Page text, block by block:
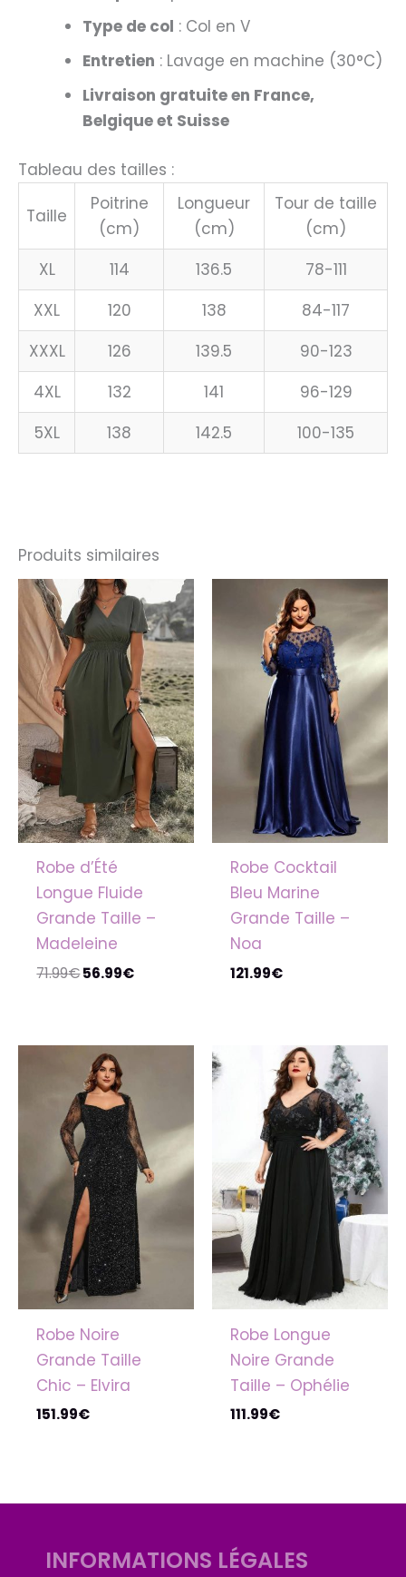
Type de col : Col en V
Entretien : Lavage en machine (30°C)
Livraison gratuite en France,
Belgique et Suisse
Tableau des tailles :
Taille
Poitrine
(cm)
Longueur
(cm)
Tour de taille
(cm)
XL
114 136.5
78-111
XXL
120 138
84-117
XXXL
126 139.5
90-123
4XL
132 141
96-129
5XL
138 142.5 100-135
Produits similaires
Robe d’Été
Longue Fluide
Grande Taille –
Madeleine
71.99€
Le
prix
initial
était :
71.99€.
56.99€
prix
actuel
est :
56.99€.
Robe Cocktail
Bleu Marine
Grande Taille –
Noa
121.99€
Robe Noire
Grande Taille
Chic – Elvira
151.99€
Robe Longue
Noire Grande
Taille – Ophélie
111.99€
INFORMATIONS LÉGALES